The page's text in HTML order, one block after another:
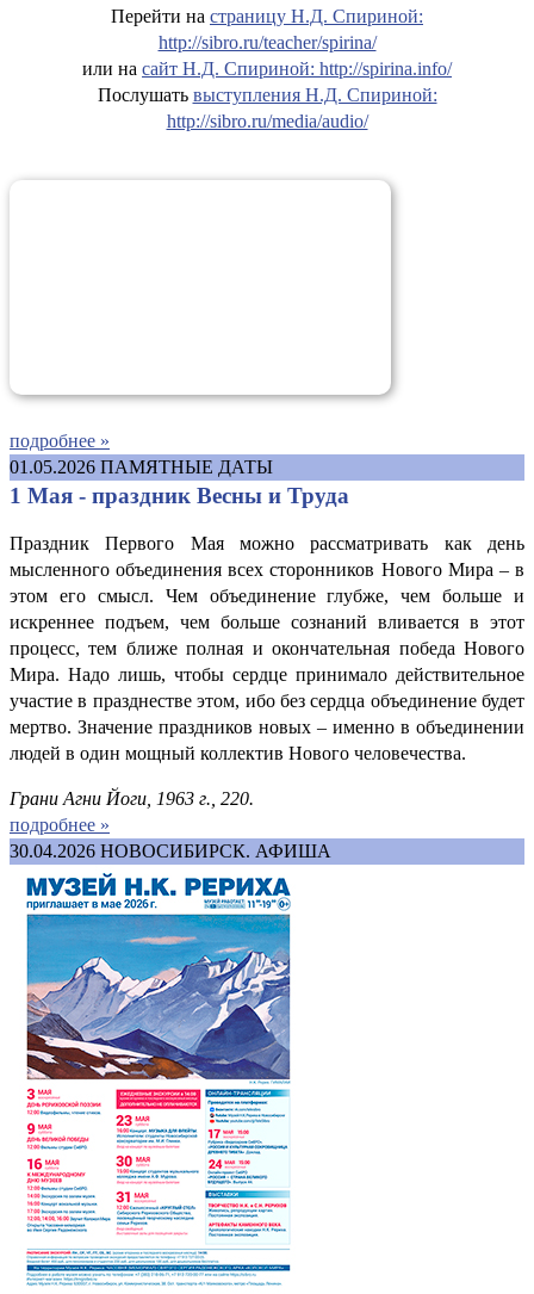
Перейти на страницу Н.Д. Спириной:
http://sibro.ru/teacher/spirina/
или на сайт Н.Д. Спириной: http://spirina.info/
Послушать выступления Н.Д. Спириной:
http://sibro.ru/media/audio/
подробнее »
01.05.2026 ПАМЯТНЫЕ ДАТЫ
1 Мая - праздник Весны и Труда
Праздник Первого Мая можно рассматривать как день
мысленного объединения всех сторонников Нового Мира – в
этом его смысл. Чем объединение глубже, чем больше и
искреннее подъем, чем больше сознаний вливается в этот
процесс, тем ближе полная и окончательная победа Нового
Мира. Надо лишь, чтобы сердце принимало действительное
участие в празднестве этом, ибо без сердца объединение будет
мертво. Значение праздников новых – именно в объединении
людей в один мощный коллектив Нового человечества.
Грани Агни Йоги, 1963 г., 220.
подробнее »
30.04.2026 НОВОСИБИРСК. АФИША